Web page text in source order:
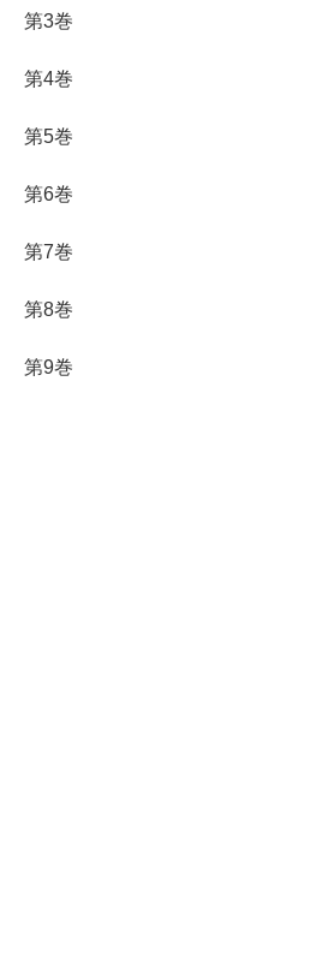
第3巻
第4巻
第5巻
第6巻
第7巻
第8巻
第9巻